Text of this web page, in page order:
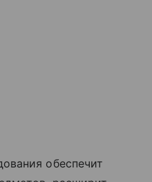
обеспечит